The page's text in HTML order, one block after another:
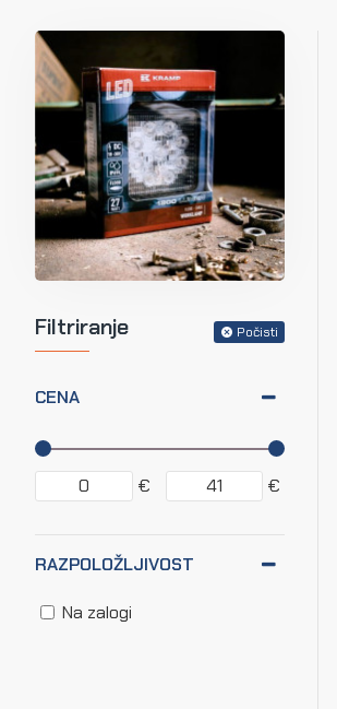
Filtriranje Počisti
CENA
€ €
RAZPOLOŽLJIVOST
Na zalogi